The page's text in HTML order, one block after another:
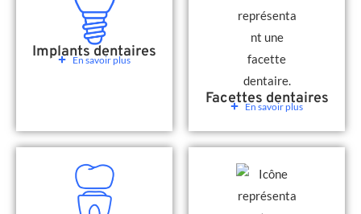
Implants dentaires
En savoir plus
Facettes dentaires
En savoir plus